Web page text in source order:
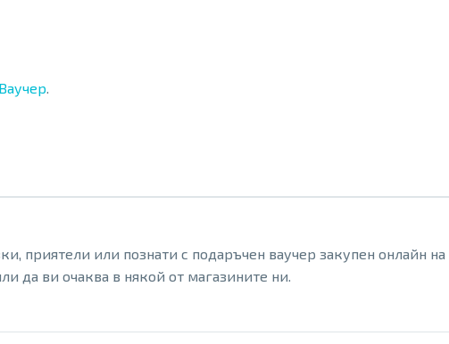
приятели или познати с подаръчен ваучер закупен онлайн
да ви очаква в някой от магазините ни.